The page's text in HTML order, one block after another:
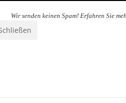
Wir senden keinen Spam! Erfahren Sie